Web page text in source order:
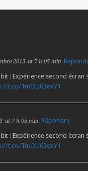
2013 at 7 h 05 min
: Expérience second écran
t.co/TmOU63exY1
at 7 h 05 min Répondre
: Expérience second écran
t.co/TmOU63exY1